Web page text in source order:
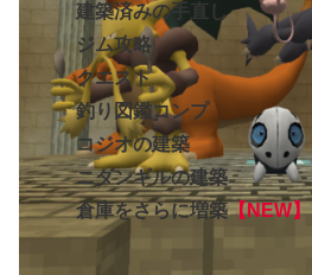
建築済みの手直し
ジム攻略
クエスト
釣り図鑑コンプ
コジオの建築
ニダンギルの建築
倉庫をさらに増築【NEW】